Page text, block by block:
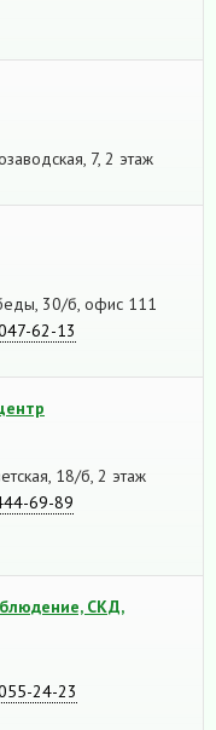
7, 2 этаж
30/б, офис 111
62-13
18/б, 2 этаж
69-89
СКД,
24-23